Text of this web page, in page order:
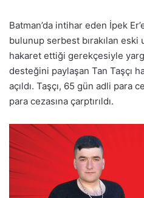
Batman’da intihar eden İpek
bulunup serbest bırakılan eski
hakaret ettiği gerekçesiyle
desteğini paylaşan Tan Taşçı
açıldı. Taşçı, 65 gün adli para
para cezasına çarptırıldı.